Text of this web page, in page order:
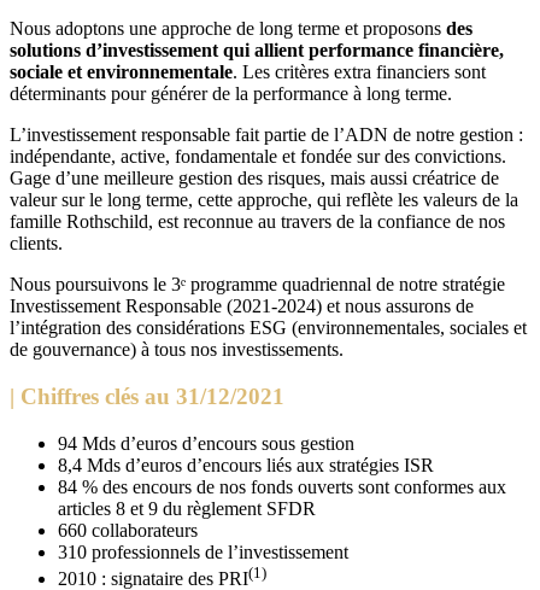
Nous adoptons une approche de long terme et proposons des
solutions d’investissement qui allient performance financière,
sociale et environnementale. Les critères extra financiers sont
déterminants pour générer de la performance à long terme.
L’investissement responsable fait partie de l’ADN de notre gestion :
indépendante, active, fondamentale et fondée sur des convictions.
Gage d’une meilleure gestion des risques, mais aussi créatrice de
valeur sur le long terme, cette approche, qui reflète les valeurs de la
famille Rothschild, est reconnue au travers de la confiance de nos
clients.
Nous poursuivons le 3ᵉ programme quadriennal de notre stratégie
Investissement Responsable (2021-2024) et nous assurons de
l’intégration des considérations ESG (environnementales, sociales et
de gouvernance) à tous nos investissements.
| Chiffres clés au 31/12/2021
94 Mds d’euros d’encours sous gestion
8,4 Mds d’euros d’encours liés aux stratégies ISR
84 % des encours de nos fonds ouverts sont conformes aux
articles 8 et 9 du règlement SFDR
660 collaborateurs
310 professionnels de l’investissement
2010 : signataire des PRI(1)